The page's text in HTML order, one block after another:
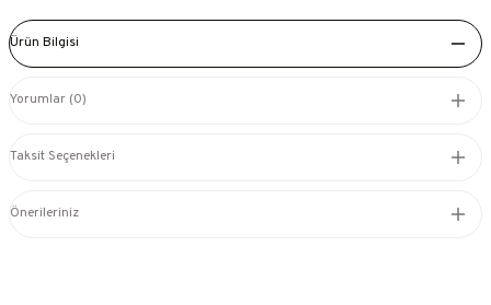
Ürün Bilgisi
Yorumlar (0)
Taksit Seçenekleri
Önerileriniz